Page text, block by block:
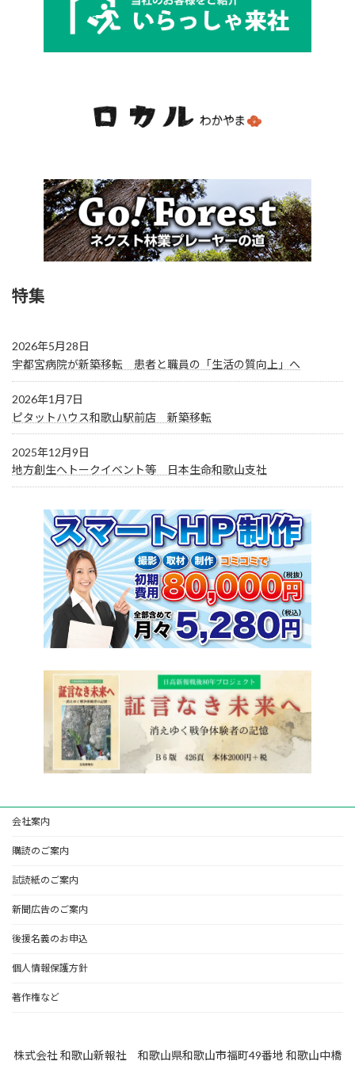
特集
2026年5月28日
宇都宮病院が新築移転 患者と職員の「生活の質向上」へ
2026年1月7日
ピタットハウス和歌山駅前店 新築移転
2025年12月9日
地方創生へトークイベント等 日本生命和歌山支社
会社案内
購読のご案内
試読紙のご案内
新聞広告のご案内
後援名義のお申込
個人情報保護方針
著作権など
株式会社 和歌山新報社 和歌山県和歌山市福町49番地 和歌山中橋